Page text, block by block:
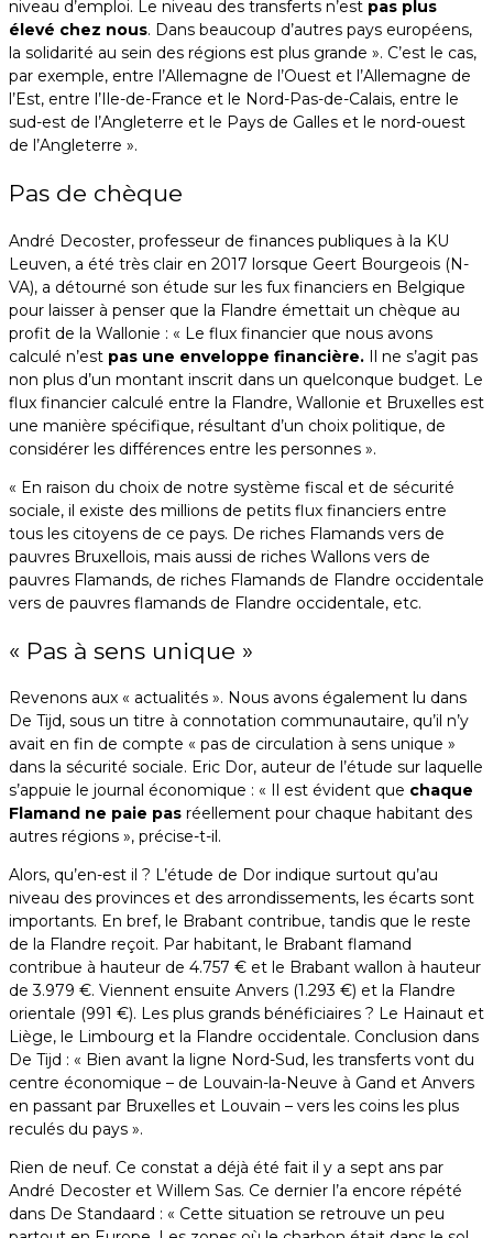
niveau d’emploi. Le niveau des transferts n’est pas plus
élevé chez nous. Dans beaucoup d’autres pays européens,
la solidarité au sein des régions est plus grande ». C’est le cas,
par exemple, entre l’Allemagne de l’Ouest et l’Allemagne de
l’Est, entre l’Ile-de-France et le Nord-Pas-de-Calais, entre le
sud-est de l’Angleterre et le Pays de Galles et le nord-ouest
de l’Angleterre ».
Pas de chèque
André Decoster, professeur de finances publiques à la KU
Leuven, a été très clair en 2017 lorsque Geert Bourgeois (N-
VA), a détourné son étude sur les fux financiers en Belgique
pour laisser à penser que la Flandre émettait un chèque au
profit de la Wallonie : « Le flux financier que nous avons
calculé n’est pas une enveloppe financière. Il ne s’agit pas
non plus d’un montant inscrit dans un quelconque budget. Le
flux financier calculé entre la Flandre, Wallonie et Bruxelles est
une manière spécifique, résultant d’un choix politique, de
considérer les différences entre les personnes ».
« En raison du choix de notre système fiscal et de sécurité
sociale, il existe des millions de petits flux financiers entre
tous les citoyens de ce pays. De riches Flamands vers de
pauvres Bruxellois, mais aussi de riches Wallons vers de
pauvres Flamands, de riches Flamands de Flandre occidentale
vers de pauvres flamands de Flandre occidentale, etc.
« Pas à sens unique »
Revenons aux « actualités ». Nous avons également lu dans
De Tijd, sous un titre à connotation communautaire, qu’il n’y
avait en fin de compte « pas de circulation à sens unique »
dans la sécurité sociale. Eric Dor, auteur de l’étude sur laquelle
s’appuie le journal économique : « Il est évident que chaque
Flamand ne paie pas réellement pour chaque habitant des
autres régions », précise-t-il.
Alors, qu’en-est il ? L’étude de Dor indique surtout qu’au
niveau des provinces et des arrondissements, les écarts sont
importants. En bref, le Brabant contribue, tandis que le reste
de la Flandre reçoit. Par habitant, le Brabant flamand
contribue à hauteur de 4.757 € et le Brabant wallon à hauteur
de 3.979 €. Viennent ensuite Anvers (1.293 €) et la Flandre
orientale (991 €). Les plus grands bénéficiaires ? Le Hainaut et
Liège, le Limbourg et la Flandre occidentale. Conclusion dans
De Tijd : « Bien avant la ligne Nord-Sud, les transferts vont du
centre économique – de Louvain-la-Neuve à Gand et Anvers
en passant par Bruxelles et Louvain – vers les coins les plus
reculés du pays ».
Rien de neuf. Ce constat a déjà été fait il y a sept ans par
André Decoster et Willem Sas. Ce dernier l’a encore répété
dans De Standaard : « Cette situation se retrouve un peu